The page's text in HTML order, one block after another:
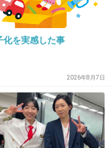
しいかもしれな
の子供に会いた
-3
化を実感した事
2026年8月7日